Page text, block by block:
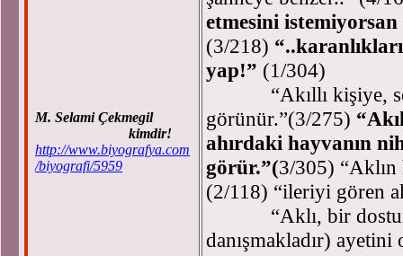
M. Selami Çekmegil
kimdir!
http://www.biyografya.com
/biyografi/5959
etmesini
(3/218)
yap!” (1/304)
“Akıllı kişiye,
görünür.”(3/275)
ahırdaki hayvanın
görür.”(3/305) “Aklın
(2/118) “ileriyi gören
“Aklı, bir dostun
danışmakladır)